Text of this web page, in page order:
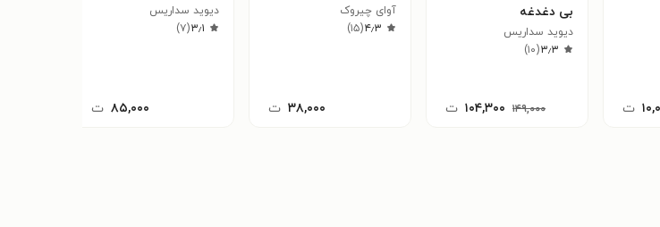
ت
بی دغدغه
دیوید سداریس
۳٫۳(۱۰)
۱۴۹,۰۰۰ ۱۰۴,۳۰۰ ت
آوای چیروک
۴٫۳(۱۵)
۳۸,۰۰۰ ت
دیوید سداریس
۳٫۱(۷)
۸۵,۰۰۰ ت